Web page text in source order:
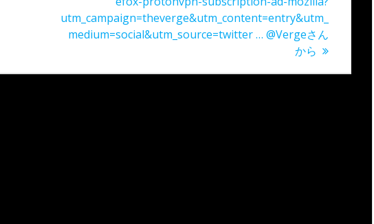
utm_campaign=theverge&utm_content=entry&utm_
medium=social&utm_source=twitter … @Vergeさん
から